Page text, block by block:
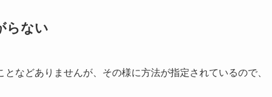
らない
などありませんが、その様に方法が指定されているので、